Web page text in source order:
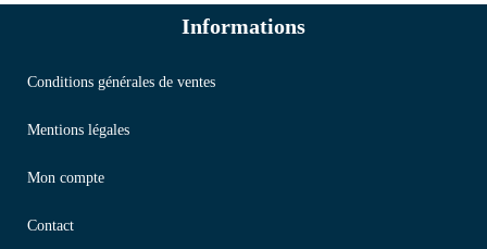
Informations
Conditions générales de ventes
Mentions légales
Mon compte
Contact